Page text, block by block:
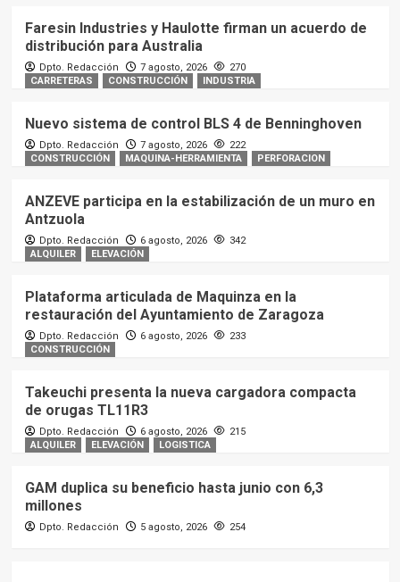
Faresin Industries y Haulotte firman un acuerdo de
distribución para Australia
Dpto. Redacción 7 agosto, 2026
270
CARRETERAS
CONSTRUCCIÓN INDUSTRIA
Nuevo sistema de control BLS 4 de Benninghoven
Dpto. Redacción 7 agosto, 2026
222
CONSTRUCCIÓN
MAQUINA-HERRAMIENTA PERFORACION
ANZEVE participa en la estabilización de un muro en
Antzuola
Dpto. Redacción 6 agosto, 2026
342
ALQUILER
ELEVACIÓN
Plataforma articulada de Maquinza en la
restauración del Ayuntamiento de Zaragoza
Dpto. Redacción 6 agosto, 2026
233
CONSTRUCCIÓN
Takeuchi presenta la nueva cargadora compacta
de orugas TL11R3
Dpto. Redacción 6 agosto, 2026
215
ALQUILER
ELEVACIÓN LOGISTICA
GAM duplica su beneficio hasta junio con 6,3
millones
Dpto. Redacción 5 agosto, 2026 254